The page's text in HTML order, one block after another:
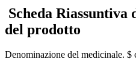
Scheda
del prodotto
Denominazione del medicinale. $